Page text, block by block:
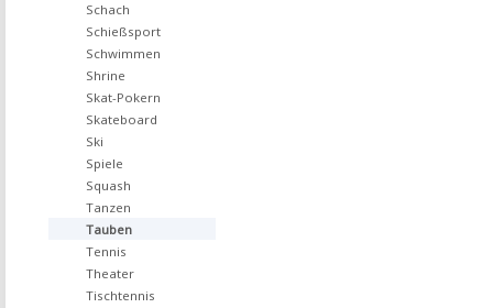
Schach
Schießsport
Schwimmen
Shrine
Skat-Pokern
Skateboard
Ski
Spiele
Squash
Tanzen
Tauben
Tennis
Theater
Tischtennis